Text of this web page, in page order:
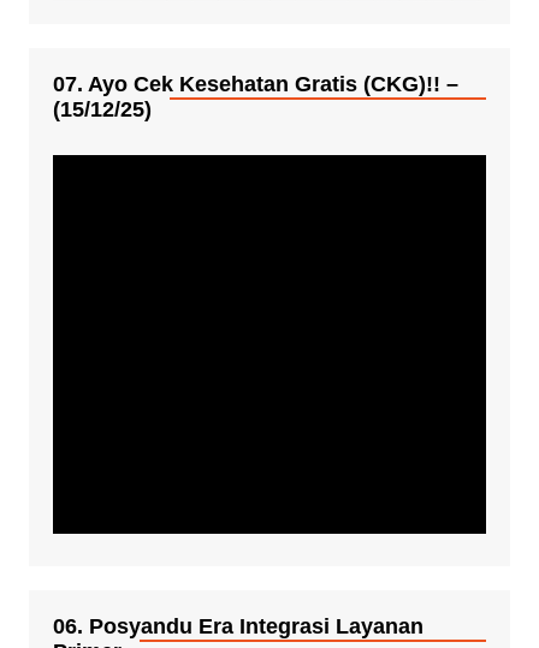
07. Ayo Cek Kesehatan Gratis (CKG)!! –
(15/12/25)
06. Posyandu Era Integrasi Layanan